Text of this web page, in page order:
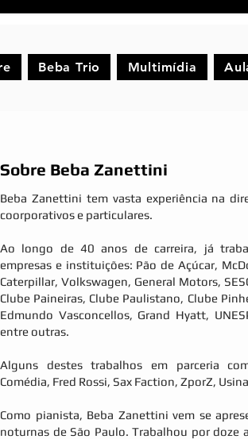
Beba Trio Multimídia
Sobre Beba Zanettini
Beba Zanettini tem vasta experiência na
coorporativos e particulares.
Ao longo de 40 anos de carreira, já
empresas e instituições: Pão de Açúcar,
Caterpillar, Volkswagen, General Motors,
Clube Paineiras, Clube Paulistano, Clube
Edmundo Vasconcellos, Grand Hyatt,
entre outras.
Alguns destes trabalhos em parceria
Comédia, Fred Rossi, Sax Faction, ZporZ,
Como pianista, Beba Zanettini vem se
noturnas de São Paulo. Trabalhou por doze